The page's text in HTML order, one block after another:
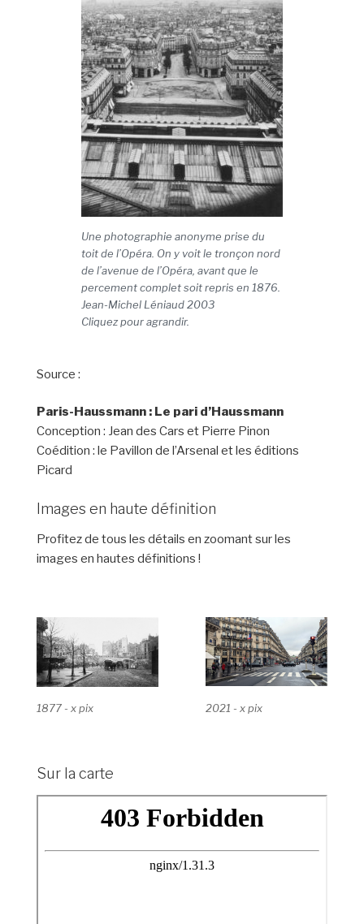
Une photographie anonyme prise du
toit de l’Opéra. On y voit le tronçon nord
de l’avenue de l’Opéra, avant que le
percement complet soit repris en 1876.
Jean-Michel Léniaud 2003
Cliquez pour agrandir.
Source :
Paris-Haussmann : Le pari d’Haussmann
Conception : Jean des Cars et Pierre Pinon
Coédition : le Pavillon de l’Arsenal et les éditions
Picard
Images en haute définition
Profitez de tous les détails en zoomant sur les
images en hautes définitions !
1877 - x pix 2021 - x pix
Sur la carte